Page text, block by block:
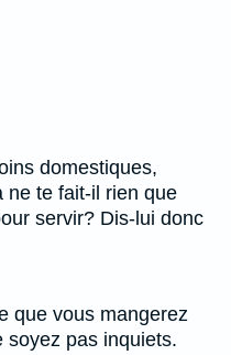
domestiques,
ne te fait-il rien que
servir? Dis-lui donc
que vous mangerez
soyez pas inquiets.